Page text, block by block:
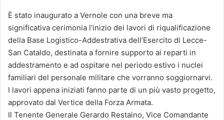
È stato inaugurato a Vernole con una breve ma
significativa cerimonia l’inizio dei lavori di riqualificazione
della Base Logistico-Addestrativa dell’Esercito di Lecce-
San Cataldo, destinata a fornire supporto ai reparti in
addestramento e ad ospitare nel periodo estivo i nuclei
familiari del personale militare che vorranno soggiornarvi.
I lavori appena iniziati fanno parte di un più vasto progetto,
approvato dal Vertice della Forza Armata.
Il Tenente Generale Gerardo Restaino, Vice Comandante